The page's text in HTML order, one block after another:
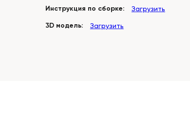
Инструкция по сборке: Загрузить
3D модель: Загрузить